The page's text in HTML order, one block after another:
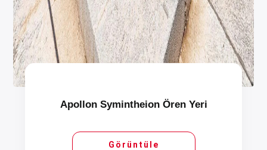
Apollon Symintheion Ören Yeri
Görüntüle